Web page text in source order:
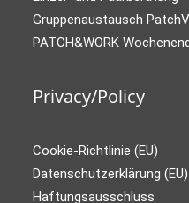
Gruppenaustausch
PATCH&WORK
Privacy/Policy
Cookie-Richtlinie (EU)
Datenschutzerklärung (EU)
Haftungsausschluss